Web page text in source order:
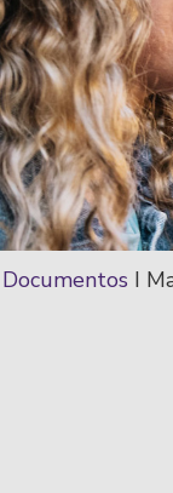
Documentos I